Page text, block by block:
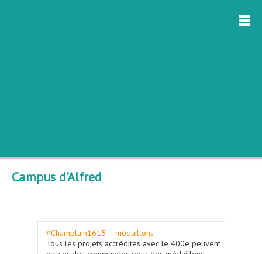
Campus d’Alfred
#Champlain1615 – médaillons
Tous les projets accrédités avec le 400e peuvent